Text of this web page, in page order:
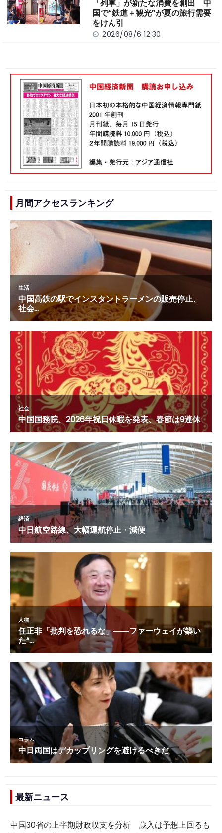
「列車」が新たな消費を創出 中
国で“鉄道＋観光”が夏の旅行需要
をけん引
2026/08/6 12:30
月間アクセスランキング
最新ニュース
中国30省の上半期財政収支を分析 歳入は予想上回るも